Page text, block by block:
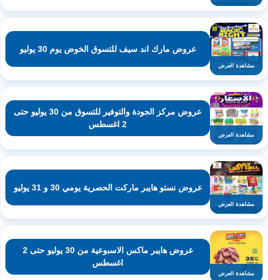
مشاهدة العرض
عروض مارك اند سيف للتسوق الخوض يوم 30 يوليو
مشاهدة العرض
عروض مركز الجودة والتوفير للتسوق من 30 يوليو حتى
2 اغسطس
مشاهدة العرض
عروض نستو هايبر ماركت الحصرية يومي 30 و 31 يوليو
مشاهدة العرض
عروض هايبر ماكس الاسبوعية من 30 يوليو حتى 2
اغسطس